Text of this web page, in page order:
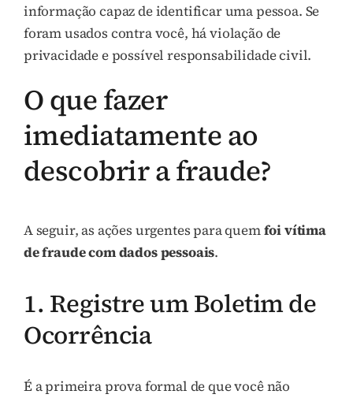
informação capaz de identificar uma pessoa. Se
foram usados contra você, há violação de
privacidade e possível responsabilidade civil.
O que fazer
imediatamente ao
descobrir a fraude?
A seguir, as ações urgentes para quemfoi vítima
de fraude com dados pessoais.
1. Registre um Boletim de
Ocorrência
É a primeira prova formal de que você não